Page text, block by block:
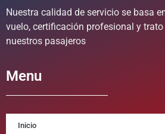
Nuestra calidad de servicio se basa
vuelo, certificación profesional y
nuestros pasajeros
Menu
Inicio